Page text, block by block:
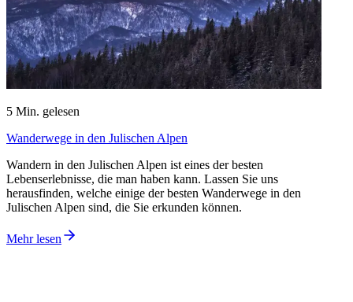
5 Min. gelesen
Wanderwege in den Julischen Alpen
Wandern in den Julischen Alpen ist eines der besten
Lebenserlebnisse, die man haben kann. Lassen Sie uns
herausfinden, welche einige der besten Wanderwege in den
Julischen Alpen sind, die Sie erkunden können.
Mehr lesen